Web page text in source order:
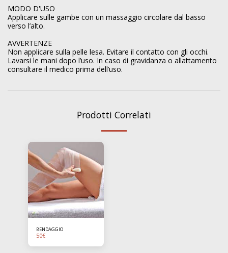
MODO D'USO
Applicare sulle gambe con un massaggio circolare dal basso
verso l’alto.
AVVERTENZE
Non applicare sulla pelle lesa. Evitare il contatto con gli occhi.
Lavarsi le mani dopo l’uso. In caso di gravidanza o allattamento
consultare il medico prima dell’uso.
Prodotti Correlati
BENDAGGIO
50€